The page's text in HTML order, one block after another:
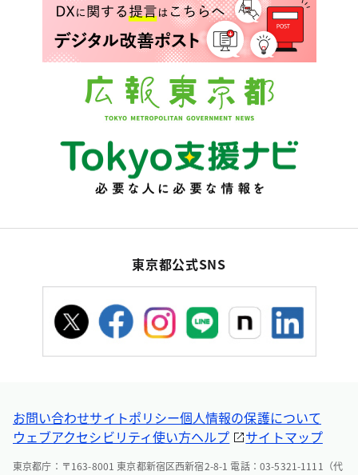
東京都公式SNS
お問い合わせサイトポリシー個人情報の保護について
ウェブアクセシビリティ使い方ヘルプ サイトマップ
東京都庁：〒163-8001 東京都新宿区西新宿2-8-1 電話：03-5321-1111（代